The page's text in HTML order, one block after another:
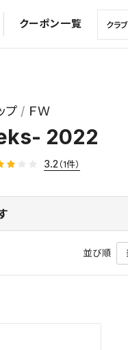
クーポン一覧
プ ＦＷ
2022
3.2 （1件）
並び順